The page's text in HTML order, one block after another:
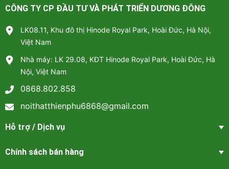
CÔNG TY CP ĐẦU TƯ VÀ PHÁT TRIỂN DƯƠNG ĐÔNG
LK08.11, Khu đô thị Hinode Royal Park, Hoài Đức, Hà Nội,
Việt Nam
Nhà máy: LK 29.08, KĐT Hinode Royal Park, Hoài Đức, Hà
Nội, Việt Nam
0868.802.858
noithatthienphu6868@gmail.com
Hỗ trợ / Dịch vụ
Chính sách bán hàng